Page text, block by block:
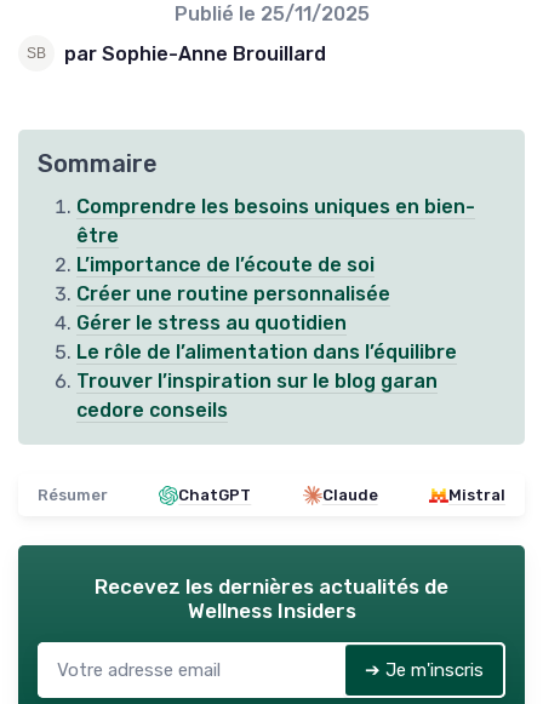
Publié le 25/11/2025
par Sophie-Anne Brouillard
Sommaire
Comprendre les besoins uniques en bien-
être
L’importance de l’écoute de soi
Créer une routine personnalisée
Gérer le stress au quotidien
Le rôle de l’alimentation dans l’équilibre
Trouver l’inspiration sur le blog garan
cedore conseils
Résumer ChatGPT Claude Mistral
Recevez les dernières actualités de
Wellness Insiders
➔ Je m'inscris